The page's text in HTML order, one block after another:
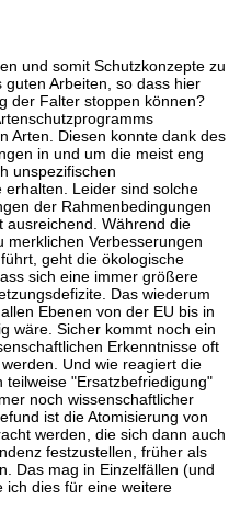
und somit Schutzkonzepte zu
Arbeiten, so dass hier
der Falter stoppen können?
Arten. Diesen konnte dank des
in und um die meist eng
unspezifischen
Leider sind solche
der Rahmenbedingungen
ausreichend. Während die
merklichen Verbesserungen
geht die ökologische
sich eine immer größere
Das wiederum
Ebenen von der EU bis in
wäre. Sicher kommt noch ein
Erkenntnisse oft
Und wie reagiert die
"Ersatzbefriedigung"
noch wissenschaftlicher
ist die Atomisierung von
werden, die sich dann auch
festzustellen, früher als
Das mag in Einzelfällen (und
ich dies für eine weitere